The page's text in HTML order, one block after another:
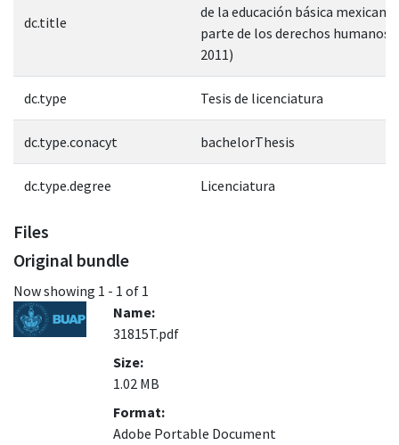
dc.title
de la educación básica mexicana
parte de los derechos humanos
2011)
dc.type Tesis de licenciatura
dc.type.conacyt bachelorThesis
dc.type.degree Licenciatura
Files
Original bundle
Now showing 1 - 1 of 1
Name:
31815T.pdf
Size:
1.02 MB
Format:
Adobe Portable Document